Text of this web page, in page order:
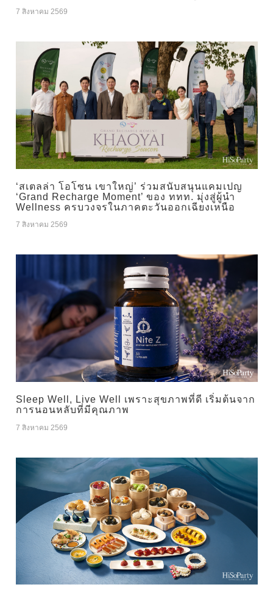
7 สิงหาคม 2569
‘สเตลล่า โอโซน เขาใหญ่’ ร่วมสนับสนุนแคมเปญ
‘Grand Recharge Moment’ ของ ททท. มุ่งสู่ผู้นำ
Wellness ครบวงจรในภาคตะวันออกเฉียงเหนือ
7 สิงหาคม 2569
Sleep Well, Live Well เพราะสุขภาพที่ดี เริ่มต้นจาก
การนอนหลับที่มีคุณภาพ
7 สิงหาคม 2569